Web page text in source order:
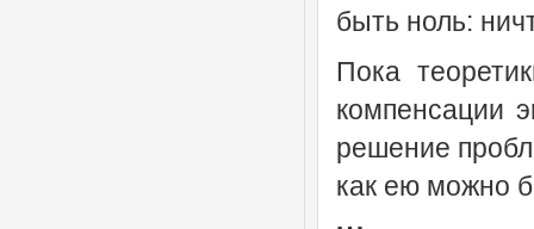
быть ноль:
Пока
компенсации
решение
как ею можно